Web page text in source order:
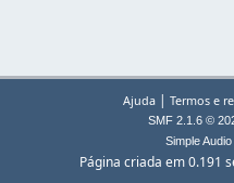
Ajuda| Termos e
SMF 2.1.6 ©
Simple
Página criada em 0.191